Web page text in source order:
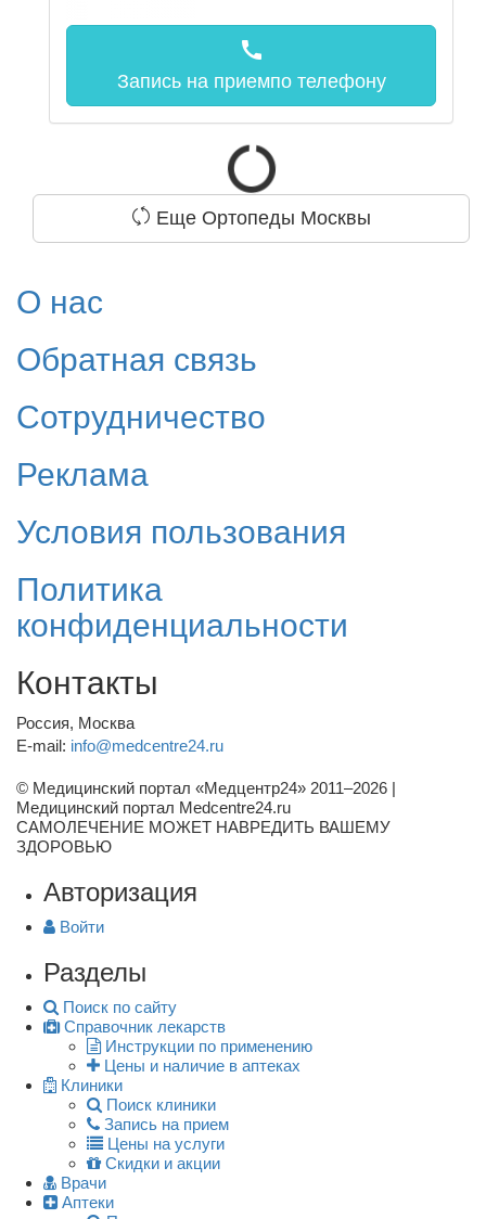
call
Запись на приемпо телефону
Еще Ортопеды Москвы
О нас
Обратная связь
Сотрудничество
Реклама
Условия пользования
Политика
конфиденциальности
Контакты
Россия, Москва
E-mail: info@medcentre24.ru
© Медицинский портал «Медцентр24» 2011–2026
Медицинский портал Medcentre24.ru
САМОЛЕЧЕНИЕ МОЖЕТ НАВРЕДИТЬ ВАШЕМУ
ЗДОРОВЬЮ
Авторизация
Войти
Разделы
Поиск по сайту
Справочник лекарств
Инструкции по применению
Цены и наличие в аптеках
Клиники
Поиск клиники
Запись на прием
Цены на услуги
Скидки и акции
Врачи
Аптеки